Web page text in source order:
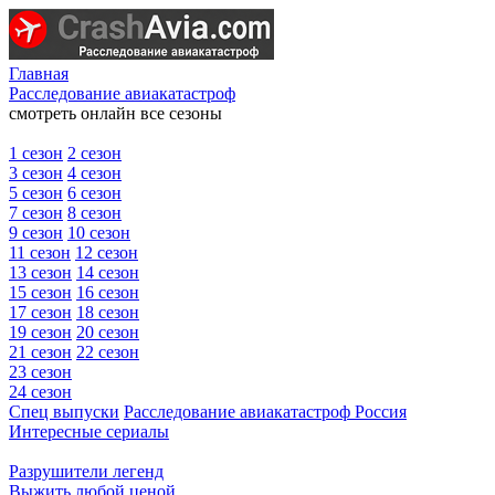
Главная
Расследование авиакатастроф
смотреть онлайн все сезоны
1 сезон 2 сезон
3 сезон 4 сезон
5 сезон 6 сезон
7 сезон 8 сезон
9 сезон 10 сезон
11 сезон 12 сезон
13 сезон 14 сезон
15 сезон 16 сезон
17 сезон 18 сезон
19 сезон 20 сезон
21 сезон 22 сезон
23 сезон
24 сезон
Спец выпуски Расследование авиакатастроф Россия
Интересные сериалы
Разрушители легенд
Выжить любой ценой